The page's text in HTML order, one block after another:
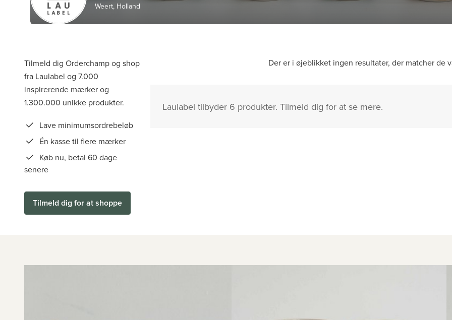
Weert, Holland
Tilmeld dig Orderchamp og shop
fra Laulabel og 7.000
inspirerende mærker og
1.300.000 unikke produkter.
Lave minimumsordrebeløb
Én kasse til flere mærker
Køb nu, betal 60 dage
senere
Tilmeld dig for at shoppe
Der er i øjeblikket ingen resultater, der matcher de
Laulabel tilbyder 6 produkter. Tilmeld dig for at se mere.